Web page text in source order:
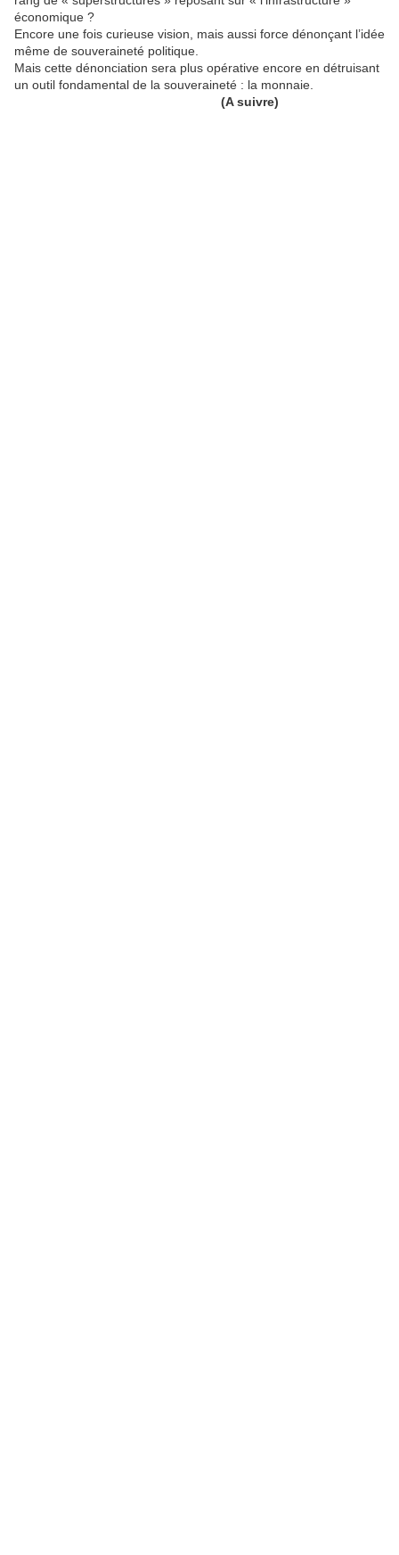
économique ?
Encore une fois curieuse vision, mais aussi force dénonçant l’idée
même de souveraineté politique.
Mais cette dénonciation sera plus opérative encore en détruisant
un outil fondamental de la souveraineté : la monnaie.
(A suivre)